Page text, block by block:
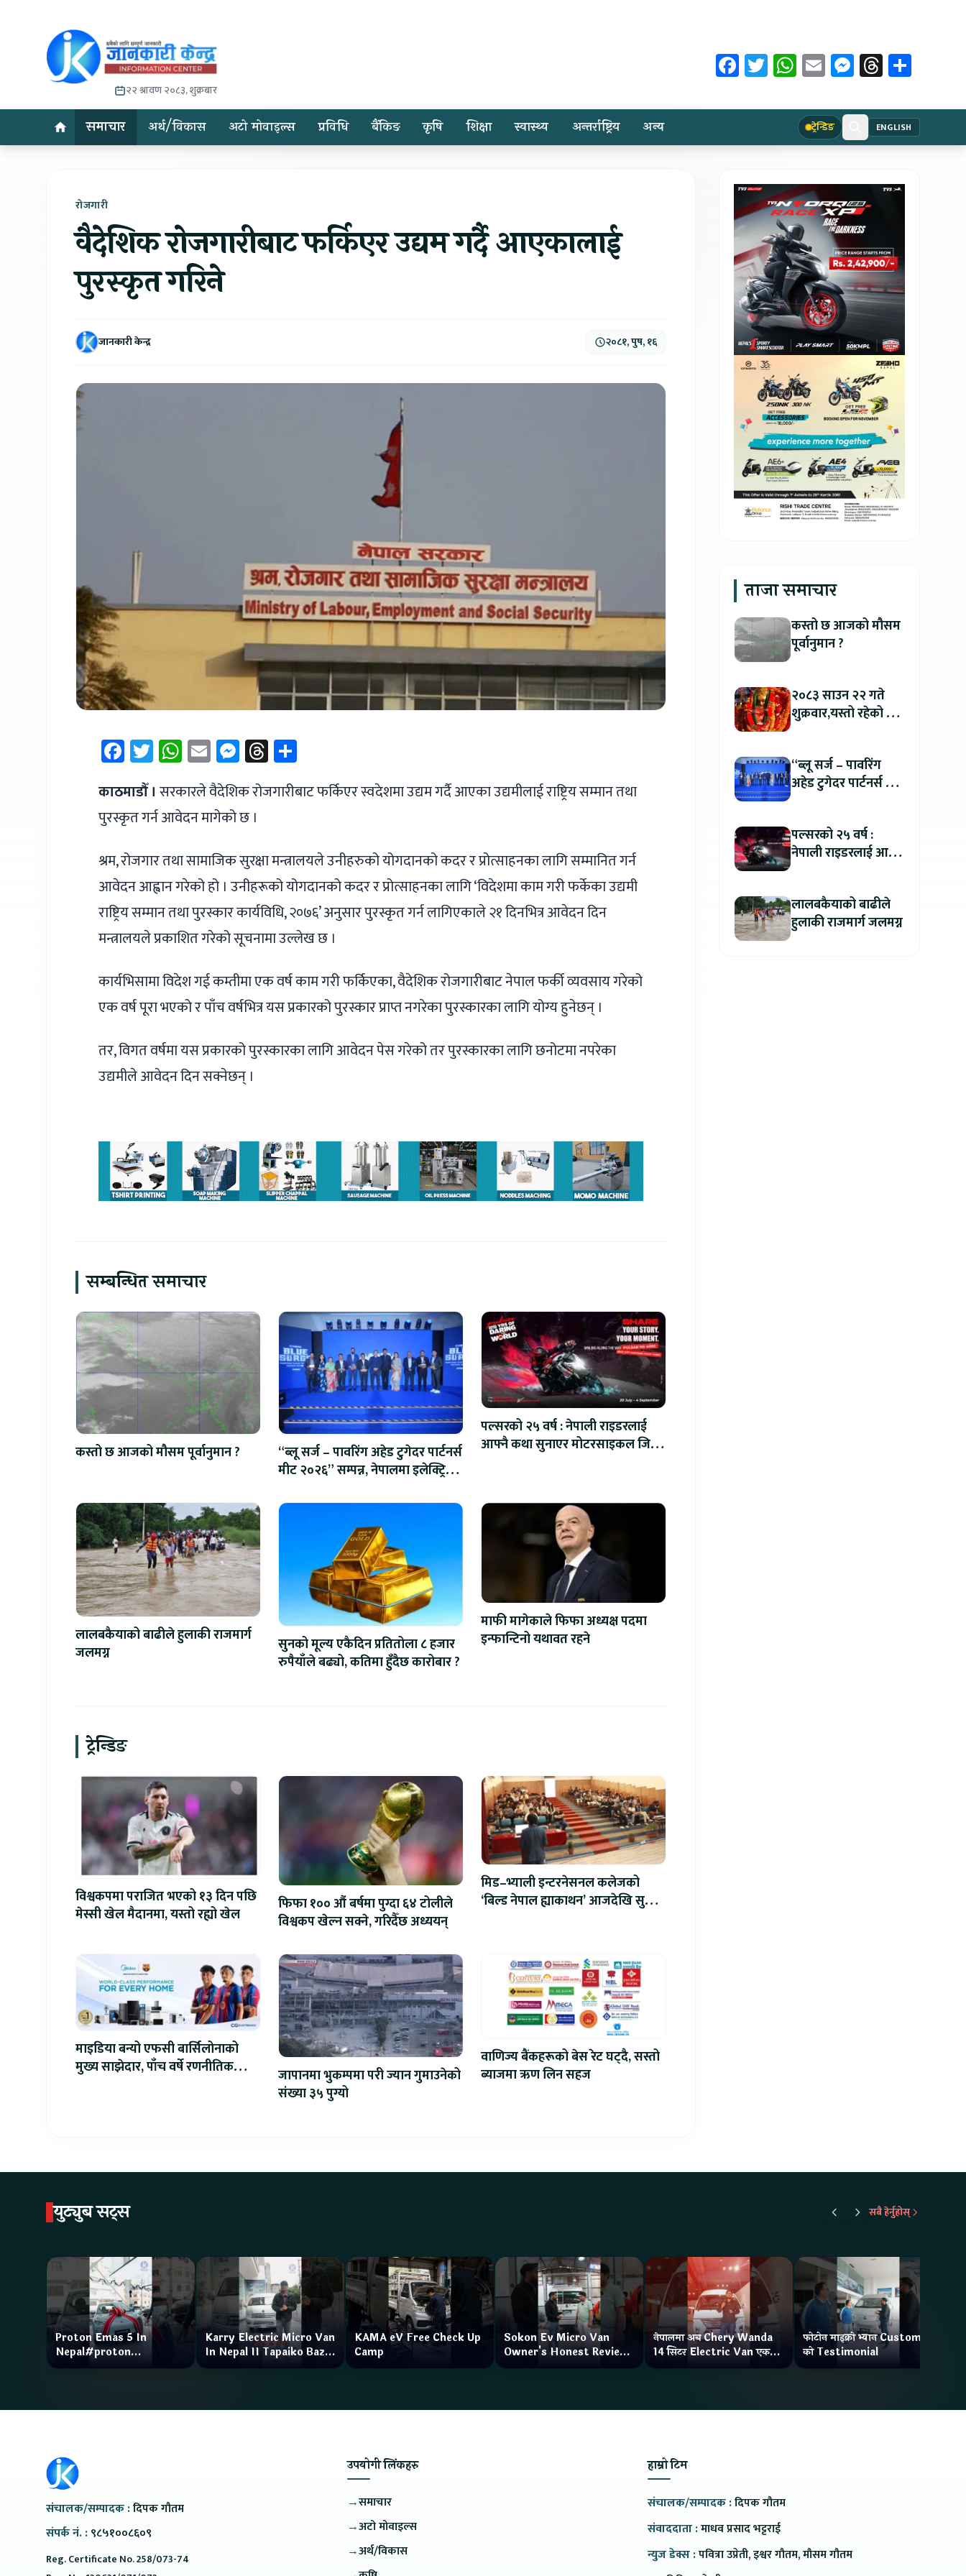
२२ श्रावण २०८३, शुक्रबार
Facebook
Twitter
WhatsApp
EmailMessenger
Threads
समाचार अर्थ/विकास अटो मोवाइल्स प्रविधि बैंकिङ कृषि शिक्षा स्वास्थ्य अन्तर्राष्ट्रिय अन्य ट्रेन्डिङ ENGLISH
रोजगारी
वैदेशिक रोजगारीबाट फर्किएर उद्यम गर्दै आएकालाई
पुरस्कृत गरिने
जानकारी केन्द्र २०८१, पुष, १६
Facebook
Twitter
WhatsApp
EmailMessenger
Threads
काठमाडौँ । सरकारले वैदेशिक रोजगारीबाट फर्किएर स्वदेशमा उद्यम गर्दै आएका उद्यमीलाई राष्ट्रिय सम्मान तथा
पुरस्कृत गर्न आवेदन मागेको छ ।
श्रम, रोजगार तथा सामाजिक सुरक्षा मन्त्रालयले उनीहरुको योगदानको कदर र प्रोत्साहनका लागि सम्मानित गर्न
आवेदन आह्वान गरेको हो । उनीहरूको योगदानको कदर र प्रोत्साहनका लागि ‘विदेशमा काम गरी फर्केका उद्यमी
राष्ट्रिय सम्मान तथा पुरस्कार कार्यविधि, २०७६’ अनुसार पुरस्कृत गर्न लागिएकाले २१ दिनभित्र आवेदन दिन
मन्त्रालयले प्रकाशित गरेको सूचनामा उल्लेख छ ।
कार्यभिसामा विदेश गई कम्तीमा एक वर्ष काम गरी फर्किएका, वैदेशिक रोजगारीबाट नेपाल फर्की व्यवसाय गरेको
एक वर्ष पूरा भएको र पाँच वर्षभित्र यस प्रकारको पुरस्कार प्राप्त नगरेका पुरस्कारका लागि योग्य हुनेछन् ।
तर, विगत वर्षमा यस प्रकारको पुरस्कारका लागि आवेदन पेस गरेको तर पुरस्कारका लागि छनोटमा नपरेका
उद्यमीले आवेदन दिन सक्नेछन् ।
सम्बन्धित समाचार
कस्तो छ आजको मौसम पूर्वानुमान ?
“ब्लू सर्ज – पावरिंग अहेड टुगेदर पार्टनर्स
मीट २०२६” सम्पन्न, नेपालमा इलेक्ट्रिक
पल्सरको २५ वर्ष : नेपाली राइडरलाई
आफ्नै कथा सुनाएर मोटरसाइकल जित्ने
लालबकैयाको बाढीले हुलाकी राजमार्ग
जलमग्न
सुनको मूल्य एकैदिन प्रतितोला ८ हजार
रुपैयाँले बढ्यो, कतिमा हुँदैछ कारोबार ?
माफी मागेकाले फिफा अध्यक्ष पदमा
इन्फान्टिनो यथावत रहने
ट्रेन्डिङ
विश्वकपमा पराजित भएको १३ दिन पछि
मेस्सी खेल मैदानमा, यस्तो रह्यो खेल
फिफा १०० औं बर्षमा पुग्दा ६४ टोलीले
विश्वकप खेल्न सक्ने, गरिदैँछ अध्ययन्
मिड–भ्याली इन्टरनेसनल कलेजको
‘बिल्ड नेपाल ह्याकाथन’ आजदेखि सुरु,
माइडिया बन्यो एफसी बार्सिलोनाको
मुख्य साझेदार, पाँच वर्षे रणनीतिक
जापानमा भुकम्पमा परी ज्यान गुमाउनेको
संख्या ३५ पुग्यो
वाणिज्य बैंकहरूको बेस रेट घट्दै, सस्तो
ब्याजमा ऋण लिन सहज
ताजा समाचार
कस्तो छ आजको मौसम
पूर्वानुमान ?
२०८३ साउन २२ गते
शुक्रवार,यस्तो रहेको छ
“ब्लू सर्ज – पावरिंग
अहेड टुगेदर पार्टनर्स मीट
यामाहाको घोषणा
पल्सरको २५ वर्ष :
नेपाली राइडरलाई आफ्नै
सुनौलो अवसर
लालबकैयाको बाढीले
हुलाकी राजमार्ग जलमग्न
युट्युब सट्स सबै हेर्नुहोस्
Proton Emas 5 In
Nepal#proton
#protonemas5#protonnepal#evcarnepal
Karry Electric Micro Van
In Nepal II Tapaiko Bazar
II Jankari Kendra
KAMA eV Free Check Up
Camp
Sokon Ev Micro Van
Owner's Honest Review
How is the service?
नेपालमा अब Chery Wanda
14 सिटर Electric Van एक
Charge मा दिन्छ 300KM
फोटोन माइक्रो भ्यान Customer
को Testimonial
संचालक/सम्पादक :दिपक गौतम
संपर्क नं. :९८५१००८६०९
Reg. Certificate No. 258/073-74
उपयोगी लिंकहरु
→समाचार
→अटो मोवाइल्स
→अर्थ/विकास
हाम्रो टिम
संचालक/सम्पादक :दिपक गौतम
संवाददाता :माधव प्रसाद भट्टराई
न्युज डेक्स :पवित्रा उप्रेती, इश्वर गौतम, मौसम गौतम